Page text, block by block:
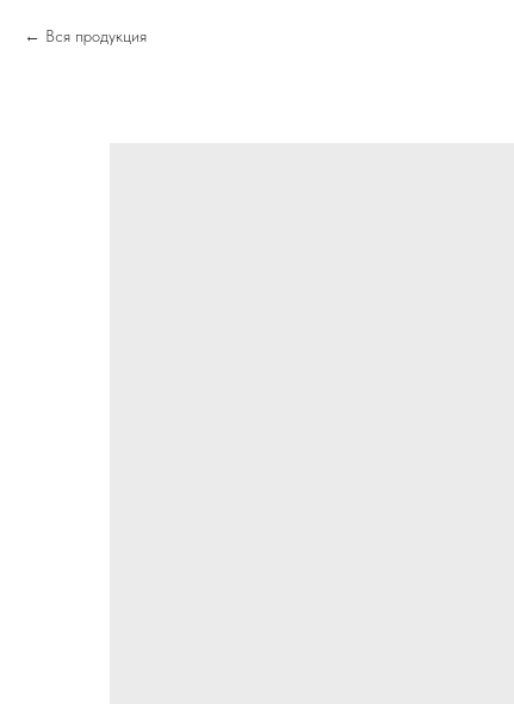
Вся продукция